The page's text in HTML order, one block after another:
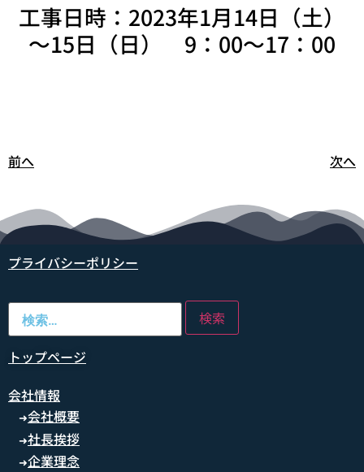
工事日時：2023年1月14日（土）
～15日（日） 9：00～17：00
前へ 次へ
プライバシーポリシー
トップページ
会社情報
➜会社概要
➜社長挨拶
➜企業理念